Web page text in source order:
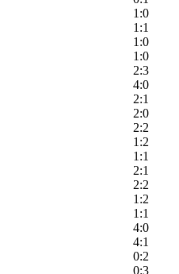
1:0
1:1
1:0
1:0
2:3
4:0
2:1
2:0
2:2
1:2
1:1
2:1
2:2
1:2
1:1
4:0
4:1
0:2
0:3